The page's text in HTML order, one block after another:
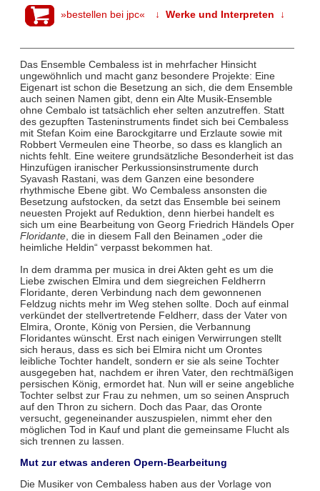
»bestellen bei jpc« ↓ Werke und Interpreten ↓
Das Ensemble Cembaless ist in mehrfacher Hinsicht
ungewöhnlich und macht ganz besondere Projekte: Eine
Eigenart ist schon die Besetzung an sich, die dem Ensemble
auch seinen Namen gibt, denn ein Alte Musik-Ensemble
ohne Cembalo ist tatsächlich eher selten anzutreffen. Statt
des gezupften Tasteninstruments findet sich bei Cembaless
mit Stefan Koim eine Barockgitarre und Erzlaute sowie mit
Robbert Vermeulen eine Theorbe, so dass es klanglich an
nichts fehlt. Eine weitere grundsätzliche Besonderheit ist das
Hinzufügen iranischer Perkussionsinstrumente durch
Syavash Rastani, was dem Ganzen eine besondere
rhythmische Ebene gibt. Wo Cembaless ansonsten die
Besetzung aufstocken, da setzt das Ensemble bei seinem
neuesten Projekt auf Reduktion, denn hierbei handelt es
sich um eine Bearbeitung von Georg Friedrich Händels Oper
Floridante, die in diesem Fall den Beinamen „oder die
heimliche Heldin“ verpasst bekommen hat.
In dem dramma per musica in drei Akten geht es um die
Liebe zwischen Elmira und dem siegreichen Feldherrn
Floridante, deren Verbindung nach dem gewonnenen
Feldzug nichts mehr im Weg stehen sollte. Doch auf einmal
verkündet der stellvertretende Feldherr, dass der Vater von
Elmira, Oronte, König von Persien, die Verbannung
Floridantes wünscht. Erst nach einigen Verwirrungen stellt
sich heraus, dass es sich bei Elmira nicht um Orontes
leibliche Tochter handelt, sondern er sie als seine Tochter
ausgegeben hat, nachdem er ihren Vater, den rechtmäßigen
persischen König, ermordet hat. Nun will er seine angebliche
Tochter selbst zur Frau zu nehmen, um so seinen Anspruch
auf den Thron zu sichern. Doch das Paar, das Oronte
versucht, gegeneinander auszuspielen, nimmt eher den
möglichen Tod in Kauf und plant die gemeinsame Flucht als
sich trennen zu lassen.
Mut zur etwas anderen Opern-Bearbeitung
Die Musiker von Cembaless haben aus der Vorlage von